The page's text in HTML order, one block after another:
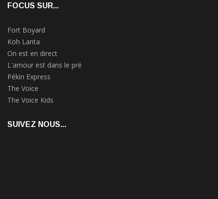
FOCUS SUR...
Fort Boyard
Koh Lanta
On est en direct
L'amour est dans le pré
Pékin Express
The Voice
The Voice Kids
SUIVEZ NOUS...